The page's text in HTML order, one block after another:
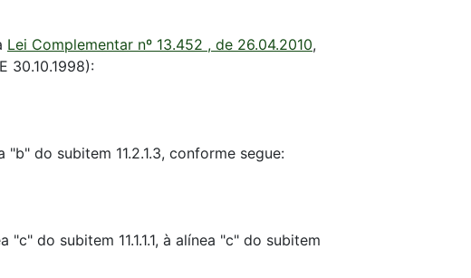
Lei Complementar nº 13.452 , de 26.04.2010,
30.10.1998):
do subitem 11.2.1.3, conforme segue:
do subitem 11.1.1.1, à alínea "c" do subitem